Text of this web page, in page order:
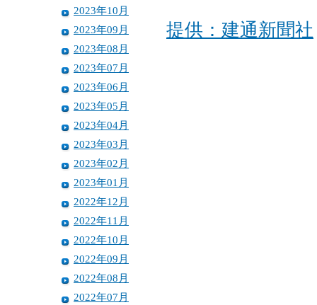
2023年10月
2023年09月
2023年08月
2023年07月
2023年06月
2023年05月
2023年04月
2023年03月
2023年02月
2023年01月
2022年12月
2022年11月
2022年10月
2022年09月
2022年08月
2022年07月
提供：建通新聞社